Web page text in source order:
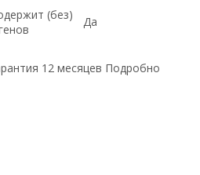
(без)
Да
12 месяцев Подробно